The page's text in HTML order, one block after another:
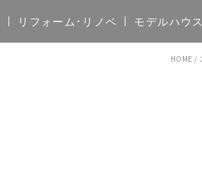
リフォーム･リノベ モデルハウ
HOME /